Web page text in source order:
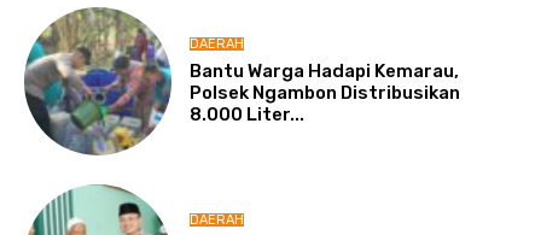
DAERAH
Bantu Warga Hadapi Kemarau,
Polsek Ngambon Distribusikan
8.000 Liter...
DAERAH